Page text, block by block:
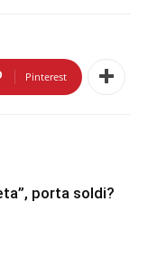
Pinterest
porta soldi?